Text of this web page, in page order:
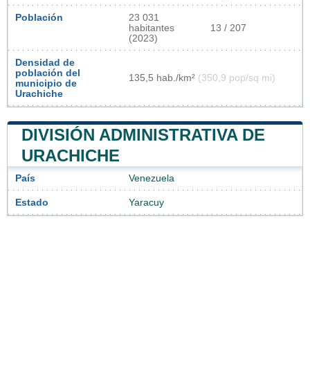
Población
23 031
habitantes
(2023)
13 / 207
Densidad de
población del
municipio de
Urachiche
135,5 hab./km² (350,9 pop/sq mi)
DIVISIÓN ADMINISTRATIVA DE
URACHICHE
País Venezuela
Estado Yaracuy